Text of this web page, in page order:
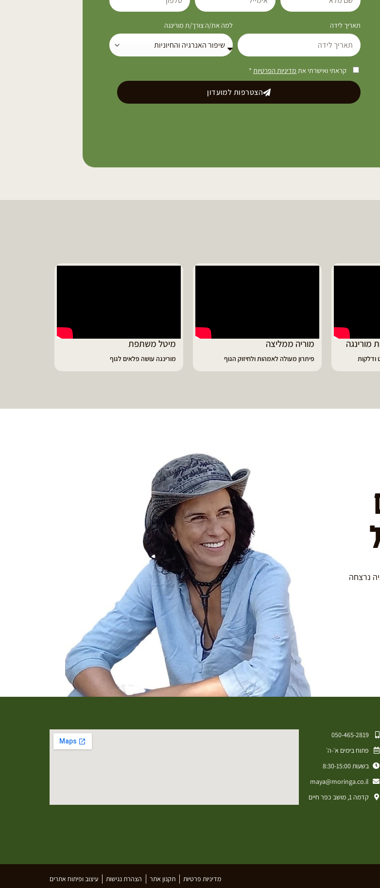
תאריך לידה למה את/ה צורך/ת מורינגה
קראתי ואישרתי את מדיניות הפרטיות*
הצטרפות למועדון
מורינגה
ודלקות
מוריה ממליצה
פיתרון מעולה לאמהות ולחיזוק הגוף
מיטל משתפת
מורינגה עושה פלאים לגוף
נרצחה
050-465-2819⁩
פתוח בימים א׳-ה׳
בשעות 8:30-15:00
maya@moringa.co.il
קדמה 1, מושב כפר חיים
מדיניות פרטיות תקנון אתר הצהרת נגישות עיצוב ופיתוח אתרים